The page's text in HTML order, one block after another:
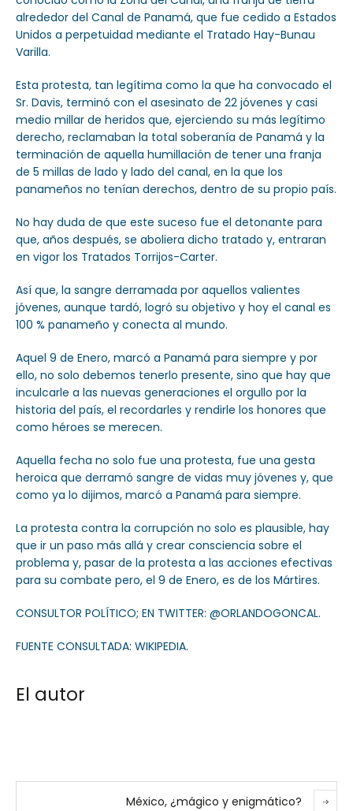
alrededor del Canal de Panamá, que fue cedido a Estados
Unidos a perpetuidad mediante el Tratado Hay-Bunau
Varilla.
Esta protesta, tan legítima como la que ha convocado el
Sr. Davis, terminó con el asesinato de 22 jóvenes y casi
medio millar de heridos que, ejerciendo su más legítimo
derecho, reclamaban la total soberanía de Panamá y la
terminación de aquella humillación de tener una franja
de 5 millas de lado y lado del canal, en la que los
panameños no tenían derechos, dentro de su propio país.
No hay duda de que este suceso fue el detonante para
que, años después, se aboliera dicho tratado y, entraran
en vigor los Tratados Torrijos-Carter.
Así que, la sangre derramada por aquellos valientes
jóvenes, aunque tardó, logró su objetivo y hoy el canal es
100 % panameño y conecta al mundo.
Aquel 9 de Enero, marcó a Panamá para siempre y por
ello, no solo debemos tenerlo presente, sino que hay que
inculcarle a las nuevas generaciones el orgullo por la
historia del país, el recordarles y rendirle los honores que
como héroes se merecen.
Aquella fecha no solo fue una protesta, fue una gesta
heroica que derramó sangre de vidas muy jóvenes y, que
como ya lo dijimos, marcó a Panamá para siempre.
La protesta contra la corrupción no solo es plausible, hay
que ir un paso más allá y crear consciencia sobre el
problema y, pasar de la protesta a las acciones efectivas
para su combate pero, el 9 de Enero, es de los Mártires.
CONSULTOR POLÍTICO; EN TWITTER: @ORLANDOGONCAL.
FUENTE CONSULTADA: WIKIPEDIA.
El autor
México, ¿mágico y enigmático?